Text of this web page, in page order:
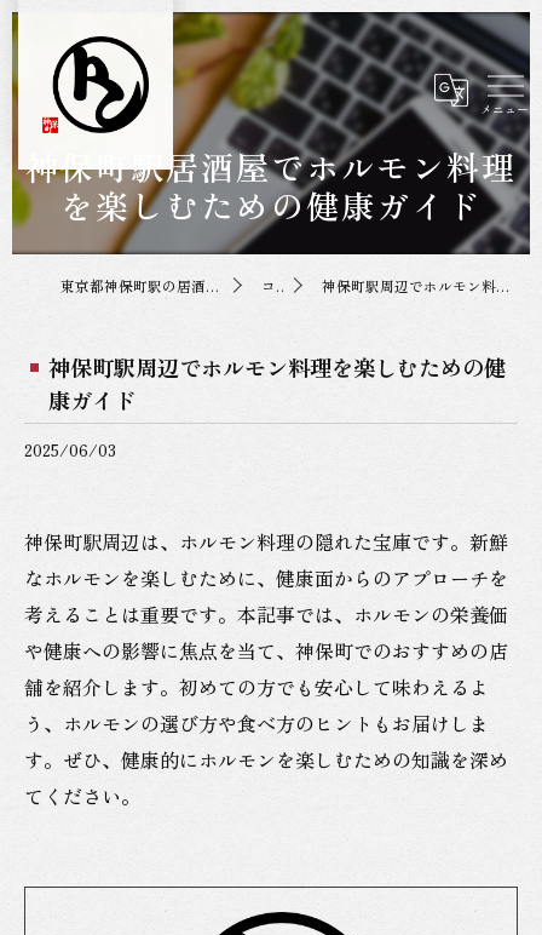
神保町駅居酒屋でホルモン料理
を楽しむための健康ガイド
東京都神保町駅の居酒屋なら神保町トンちゃん コラム 神保町駅周辺でホルモン料理を楽しむための健康ガイド
神保町駅周辺でホルモン料理を楽しむための健
康ガイド
2025/06/03
神保町駅周辺は、ホルモン料理の隠れた宝庫です。新鮮
なホルモンを楽しむために、健康面からのアプローチを
考えることは重要です。本記事では、ホルモンの栄養価
や健康への影響に焦点を当て、神保町でのおすすめの店
舗を紹介します。初めての方でも安心して味わえるよ
う、ホルモンの選び方や食べ方のヒントもお届けしま
す。ぜひ、健康的にホルモンを楽しむための知識を深め
てください。